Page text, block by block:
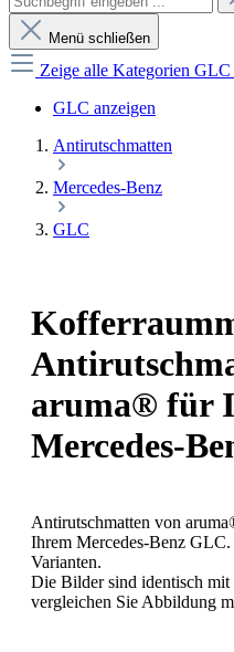
Menü schließen
Zeige alle Kategorien GLC
GLC anzeigen
Antirutschmatten
Mercedes-Benz
GLC
aruma® für
Mercedes-
Antirutschmatten von
Ihrem Mercedes-Benz
Varianten.
Die Bilder sind identisch
vergleichen Sie Abbildung